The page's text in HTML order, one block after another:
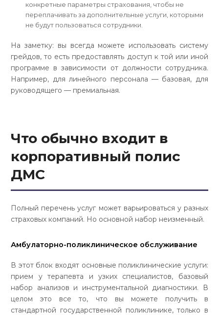
конкретные параметры страхования, чтобы не
переплачивать за дополнительные услуги, которыми
не будут пользоваться сотрудники.
На заметку: вы всегда можете использовать систему
грейдов, то есть предоставлять доступ к той или иной
программе в зависимости от должности сотрудника.
Например, для линейного персонала — базовая, для
руководящего — премиальная.
Что обычно входит в
корпоративный полис
ДМС
Полный перечень услуг может варьироваться у разных
страховых компаний. Но основной набор неизменный.
Амбулаторно-поликлиническое обслуживание
В этот блок входят основные поликлинические услуги:
прием у терапевта и узких специалистов, базовый
набор анализов и инструментальной диагностики. В
целом это все то, что вы можете получить в
стандартной государственной поликлинике, только в